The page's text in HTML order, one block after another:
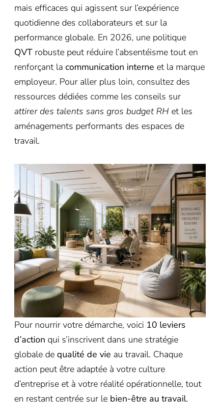
mais efficaces qui agissent sur l’expérience
quotidienne des collaborateurs et sur la
performance globale. En 2026, une politique
QVT robuste peut réduire l’absentéisme tout en
renforçant la communication interne et la marque
employeur. Pour aller plus loin, consultez des
ressources dédiées comme les conseils sur
attirer des talents sans gros budget RH et les
aménagements performants des espaces de
travail.
Pour nourrir votre démarche, voici 10 leviers
d’action qui s’inscrivent dans une stratégie
globale de qualité de vie au travail. Chaque
action peut être adaptée à votre culture
d’entreprise et à votre réalité opérationnelle, tout
en restant centrée sur le bien-être au travail.